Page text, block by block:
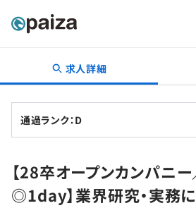
転職・キャリア
転職成功ガイド
インタビュー
新卒就活
求人検索
本選考
学習
求人詳細
通過ランク：D
【28卒オープンカンパニ
◎1day】業界研究・実務